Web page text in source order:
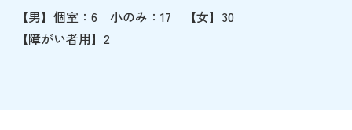
【男】個室：6 小のみ：17 【女】30
【障がい者用】2